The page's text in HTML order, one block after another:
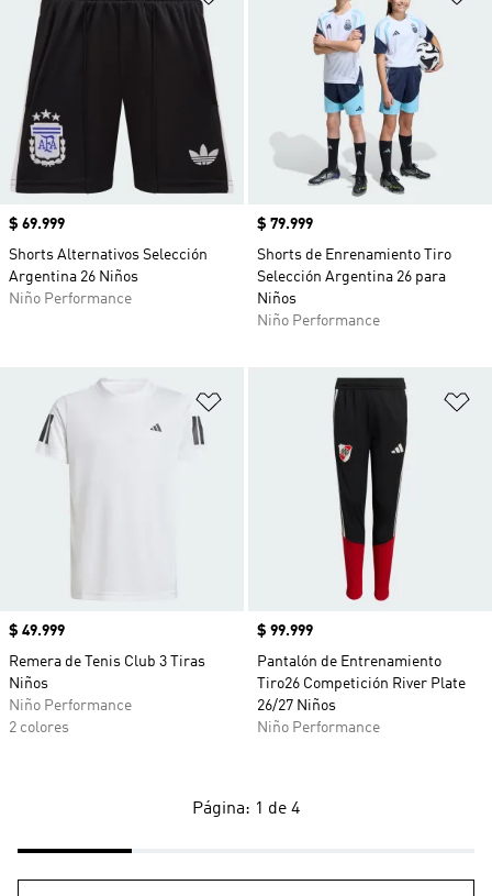
Precio
$ 69.999
Shorts Alternativos Selección
Argentina 26 Niños
Niño Performance
Precio
$ 79.999
Shorts de Enrenamiento Tiro
Selección Argentina 26 para
Niños
Niño Performance
Añadir a la lista de deseos
Precio
$ 49.999
Remera de Tenis Club 3 Tiras
Niños
Niño Performance
2 colores
Precio
$ 99.999
Pantalón de Entrenamiento
Tiro26 Competición River Plate
26/27 Niños
Niño Performance
Página: 1 de 4